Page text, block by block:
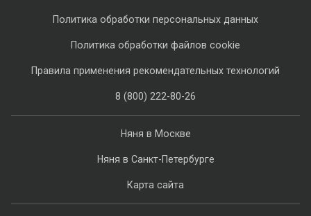
Няня в Москве
Няня в Санкт-Петербурге
Карта сайта
Политика обработки персональных данных
Политика обработки файлов cookie
Правила применения рекомендательных технологий
8 (800) 222-80-26